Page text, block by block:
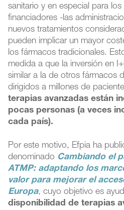
sanitario y en especial para
financiadores -las
nuevos tratamientos
pueden implicar un mayor
los fármacos tradicionales.
medida a que la inversión en
similar a la de otros fármacos
dirigidos a millones de
terapias avanzadas están
pocas personas (a veces
cada país).
Por este motivo, Efpia ha
denominado Cambiando el
ATMP: adaptando los
valor para mejorar el
Europa, cuyo objetivo es
disponibilidad de terapias